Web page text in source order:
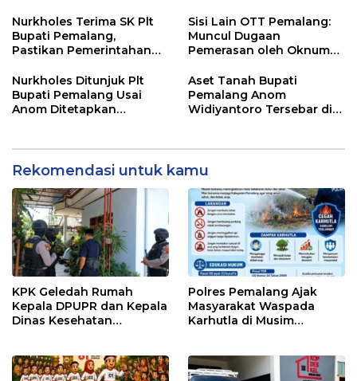
Dunia
Berjalan
Nurkholes Terima SK Plt
Bupati Pemalang,
Pastikan Pemerintahan
Sisi Lain OTT Pemalang:
Muncul Dugaan
Pemerasan oleh Oknum
Nurkholes Ditunjuk Plt
Bupati Pemalang Usai
Anom Ditetapkan
Aset Tanah Bupati
Pemalang Anom
Widiyantoro Tersebar di
Rekomendasi untuk kamu
KPK Geledah Rumah
Kepala DPUPR dan Kepala
Dinas Kesehatan
Polres Pemalang Ajak
Masyarakat Waspada
Karhutla di Musim